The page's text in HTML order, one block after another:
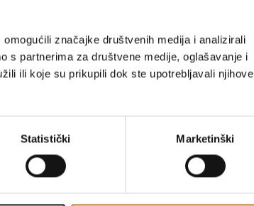
značajke društvenih medija i analizirali
s partnerima za društvene medije, oglašavanje i
ili koje su prikupili dok ste upotrebljavali njihove
Statistički Marketinški
uz naše